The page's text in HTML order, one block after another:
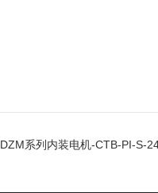
DZM系列内装电机-CTB-PI-S-